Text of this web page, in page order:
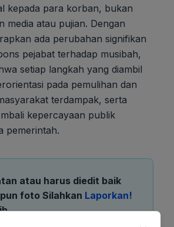
kepada para korban, bukan
media atau pujian. Dengan
ada perubahan signifikan
pejabat terhadap musibah,
setiap langkah yang diambil
pada pemulihan dan
terdampak, serta
kepercayaan publik
pemerintah.
atau harus diedit baik
foto Silahkan Laporkan!